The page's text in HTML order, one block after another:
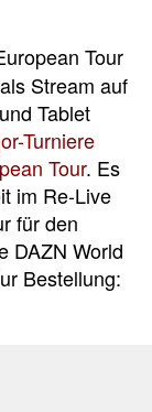
Tour
Stream auf
Tablet
Turniere
Tour. Es
im Re-Live
für den
DAZN World
Bestellung: